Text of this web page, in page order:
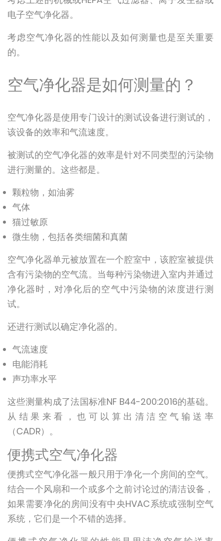
电子空气净化器。
考虑空气净化器的性能以及如何测量也是至关重要
的。
空气净化器是如何测量的？
空气净化器是使用专门设计的测试设备进行测试的，
该设备的效率和气流速度。
被测试的空气净化器的效率是针对不同类型的污染物
进行测量的。这些都是。
颗粒物，如油雾
气体
猫过敏原
微生物，包括各类细菌和真菌
空气净化器单元被放置在一个腔室中，该腔室被提供
含有污染物的空气流。当每种污染物进入室内并通过
净化器时，对净化后的空气中污染物的浓度进行测
试。
还进行测试以确定净化器的。
气流速度
电能消耗
声功率水平
这些测量构成了法国标准NF B44-200:2016的基础。
从结果来看，也可以算出清洁空气输送率
（CADR）。
便携式空气净化器
便携式空气净化器一般只用于净化一个房间的空气。
结合一个风扇和一个或多个之前讨论过的清洁设备，
如果需要净化的房间没有中央HVAC系统或强制空气
系统，它们是一个不错的选择。